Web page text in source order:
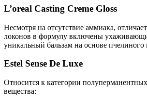
L’oreal Casting Creme Gloss
Несмотря на отсутствие аммиака,
локонов в формулу включены
уникальный бальзам на основе пчелиного
Estel Sense De Luxe
Относится к категории
вещества: